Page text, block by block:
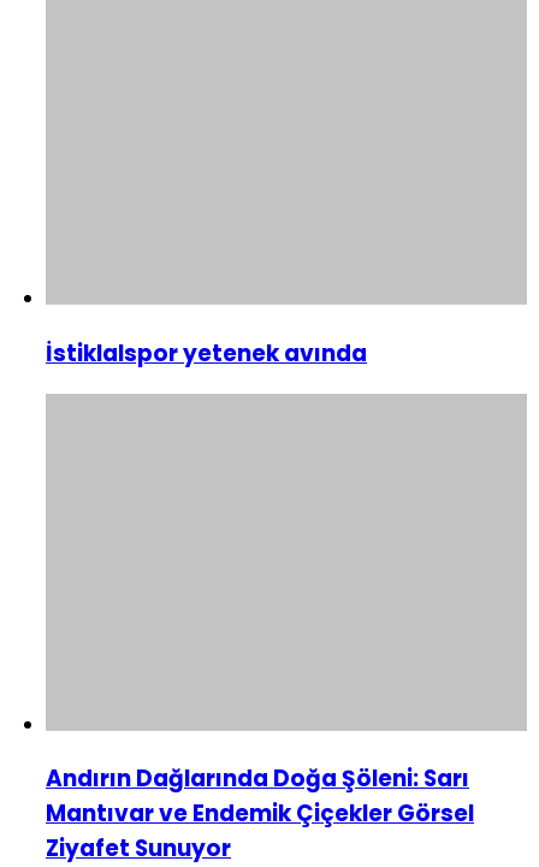
İstiklalspor yetenek avında
Andırın Dağlarında Doğa Şöleni: Sarı
Mantıvar ve Endemik Çiçekler Görsel
Ziyafet Sunuyor